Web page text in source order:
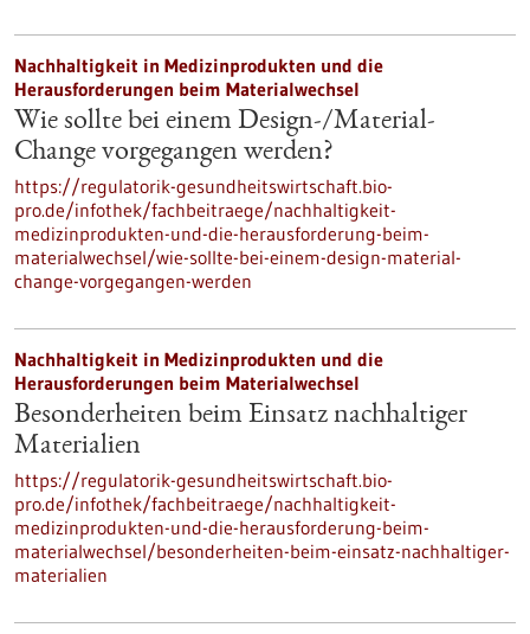
Nachhaltigkeit in Medizinprodukten und die
Herausforderungen beim Materialwechsel
Wie sollte bei einem Design-/Material-
Change vorgegangen werden?
https://regulatorik-gesundheitswirtschaft.bio-
pro.de/infothek/fachbeitraege/nachhaltigkeit-
medizinprodukten-und-die-herausforderung-beim-
materialwechsel/wie-sollte-bei-einem-design-material-
change-vorgegangen-werden
Nachhaltigkeit in Medizinprodukten und die
Herausforderungen beim Materialwechsel
Besonderheiten beim Einsatz nachhaltiger
Materialien
https://regulatorik-gesundheitswirtschaft.bio-
pro.de/infothek/fachbeitraege/nachhaltigkeit-
medizinprodukten-und-die-herausforderung-beim-
materialwechsel/besonderheiten-beim-einsatz-nachhaltiger-
materialien